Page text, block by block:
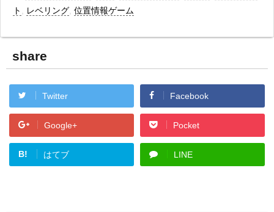
ト
レベリング 位置情報ゲーム
share
Twitter Facebook
Google+ Pocket
B! はてブ LINE